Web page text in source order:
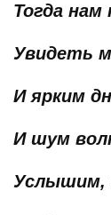
Тогда
Увидеть
И ярким
И шум
Услышим,